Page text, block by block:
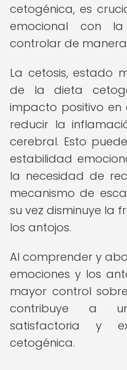
cetogénica, es
emocional con
controlar de
La cetosis, estado
de la dieta
impacto positivo en
reducir la
cerebral. Esto
estabilidad
la necesidad de
mecanismo de
su vez disminuye la
los antojos.
Al comprender y
emociones y los
mayor control
contribuye a
satisfactoria y
cetogénica.